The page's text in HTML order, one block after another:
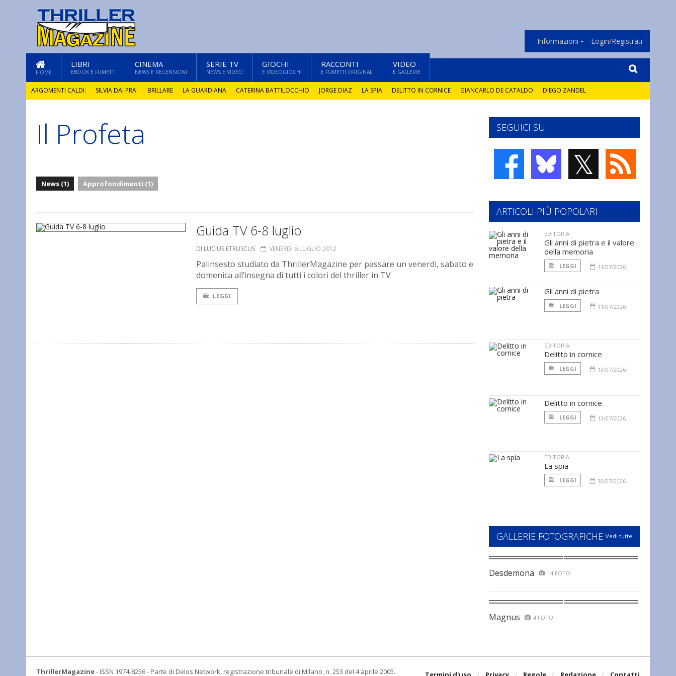
Informazioni Login/Registrati
HOME
LIBRI
EBOOK E FUMETTI
CINEMA
NEWS E RECENSIONI
SERIE TV
NEWS E VIDEO
GIOCHI
E VIDEOGIOCHI
RACCONTI
E FUMETTI ORIGINALI
VIDEO
E GALLERIE
ARGOMENTI CALDI: SILVIA DAI PRA' BRILLARE LA GUARDIANA CATERINA BATTILOCCHIO JORGE DIAZ LA SPIA DELITTO IN CORNICE GIANCARLO DE CATALDO DIEGO ZANDEL
GLI ANNI DI PIETRA
Il Profeta
News (1) Approfondimenti (1)
Guida TV 6-8 luglio
DI LUCIUS ETRUSCUS VENERDÌ 6 LUGLIO 2012
Palinsesto studiato da ThrillerMagazine per passare un venerdì, sabato e
domenica all’insegna di tutti i colori del thriller in TV
LEGGI
SEGUICI SU
𝕏
ARTICOLI PIÙ POPOLARI
EDITORIA
Gli anni di pietra e il valore
della memoria
LEGGI 11/07/2026
Gli anni di pietra
LEGGI 11/07/2026
EDITORIA
Delitto in cornice
LEGGI 13/07/2026
Delitto in cornice
LEGGI 13/07/2026
EDITORIA
La spia
LEGGI 30/07/2026
GALLERIE FOTOGRAFICHE Vedi tutte
Desdemona 14 FOTO
Magnus 4 FOTO
ThrillerMagazine- ISSN 1974-8256 - Parte di Delos Network, registrazione tribunale di Milano, n. 253 del 4 aprile 2005.